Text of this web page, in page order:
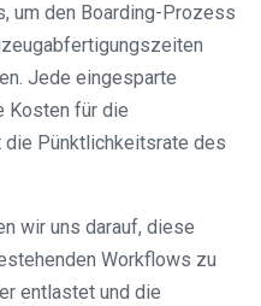
um den Boarding-Prozess
Jede eingesparte
Kosten für die
die Pünktlichkeitsrate des
wir uns darauf, diese
Workflows zu
entlastet und die